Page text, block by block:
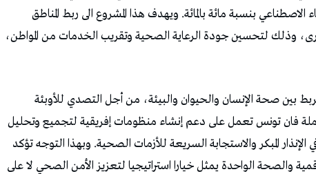
بنسبة مائة بالمائة. ويهدف هذا المشروع الى ربط المناطق
وذلك لتحسين جودة الرعاية الصحية وتقريب الخدمات من المواطن،
بين صحة الإنسان والحيوان والبيئة، من أجل التصدي للأوبئة
فان تونس تعمل على دعم إنشاء منظومات إفريقية لتجميع وتحليل
المبكر والاستجابة السريعة للأزمات الصحية. وبهذا التوجه تؤكد
والصحة الواحدة يمثل خيارا استراتيجيا لتعزيز الأمن الصحي لا على